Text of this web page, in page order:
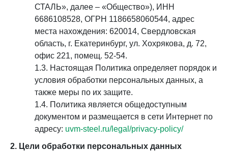
СТАЛЬ», далее – «Общество»), ИНН
6686108528, ОГРН 1186658060544, адрес
места нахождения: 620014, Свердловская
область, г. Екатеринбург, ул. Хохрякова, д. 72,
офис 221, помещ. 52-54.
1.3. Настоящая Политика определяет порядок и
условия обработки персональных данных, а
также меры по их защите.
1.4. Политика является общедоступным
документом и размещается в сети Интернет по
адресу: uvm-steel.ru/legal/privacy-policy/
2. Цели обработки персональных данных